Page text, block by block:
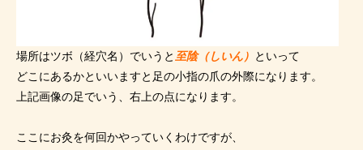
場所はツボ（経穴名）でいうと 至陰（しいん） といって
どこにあるかといいますと足の小指の爪の外際になります。
上記画像の足でいう、右上の点になります。
ここにお灸を何回かやっていくわけですが、